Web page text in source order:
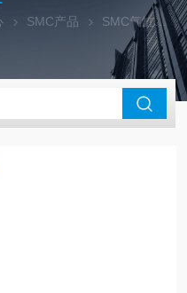
SMC产品 SMC气缸